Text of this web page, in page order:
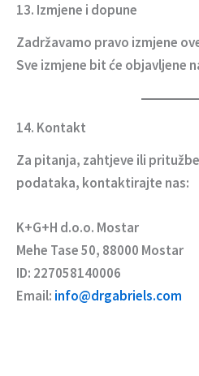
13. Izmjene i dopune
Zadržavamo pravo izmjene
Sve izmjene bit će objavljene
14. Kontakt
Za pitanja, zahtjeve ili
podataka, kontaktirajte nas:
K+G+H d.o.o. Mostar
Mehe Tase 50, 88000 Mostar
ID: 227058140006
Email: info@drgabriels.com